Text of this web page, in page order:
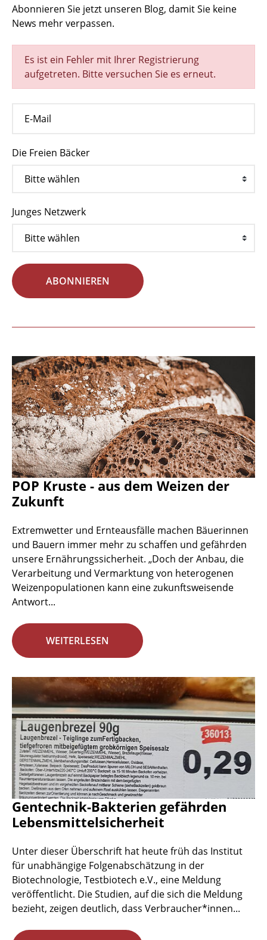
Abonnieren Sie jetzt unseren Blog, damit Sie keine
News mehr verpassen.
Es ist ein Fehler mit Ihrer Registrierung
aufgetreten. Bitte versuchen Sie es erneut.
Die Freien Bäcker
Junges Netzwerk
ABONNIEREN
POP Kruste - aus dem Weizen der
Zukunft
Extremwetter und Ernteausfälle machen Bäuerinnen
und Bauern immer mehr zu schaffen und gefährden
unsere Ernährungssicherheit. „Doch der Anbau, die
Verarbeitung und Vermarktung von heterogenen
Weizenpopulationen kann eine zukunftsweisende
Antwort...
WEITERLESEN
Gentechnik-Bakterien gefährden
Lebensmittelsicherheit
Unter dieser Überschrift hat heute früh das Institut
für unabhängige Folgenabschätzung in der
Biotechnologie, Testbiotech e.V., eine Meldung
veröffentlicht. Die Studien, auf die sich die Meldung
bezieht, zeigen deutlich, dass Verbraucher*innen...